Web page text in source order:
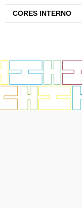
CORES INTERNO